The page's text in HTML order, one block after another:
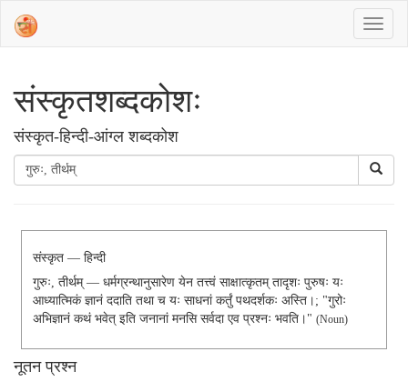
संस्‍कृतशब्‍दकोशः
संस्‍कृत-हिन्दी-आंग्ल शब्दकोश
संस्कृत — हिन्दी
गुरुः, तीर्थम् — धर्मग्रन्थानुसारेण येन तत्त्वं साक्षात्कृतम् तादृशः पुरुषः यः
आध्यात्मिकं ज्ञानं ददाति तथा च यः साधनां कर्तुं पथदर्शकः अस्ति।; "गुरोः
अभिज्ञानं कथं भवेत् इति जनानां मनसि सर्वदा एव प्रश्नः भवति।" (noun)
नूतन प्रश्न